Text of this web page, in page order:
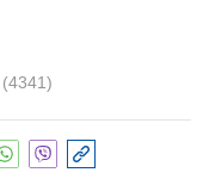
(4341)